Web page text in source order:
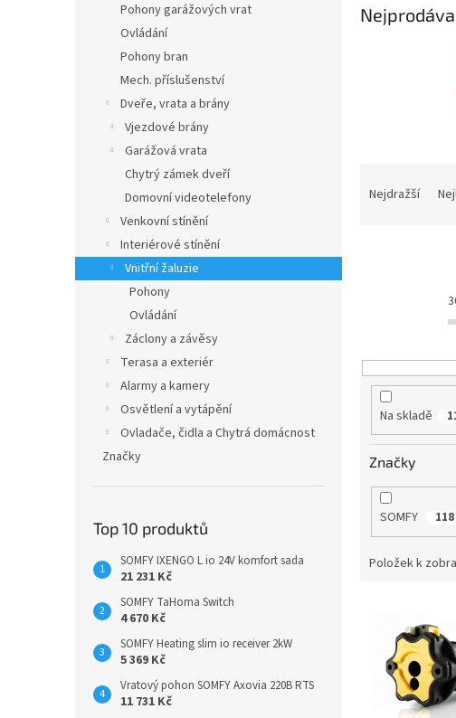
Pohony garážových vrat
Ovládání
Pohony bran
Mech. příslušenství
Dveře, vrata a brány
Vjezdové brány
Garážová vrata
Chytrý zámek dveří
Domovní videotelefony
Venkovní stínění
Interiérové stínění
Vnitřní žaluzie
Pohony
Ovládání
Záclony a závěsy
Terasa a exteriér
Alarmy a kamery
Osvětlení a vytápění
Ovladače, čidla a Chytrá domácnost
Značky
Top 10 produktů
SOMFY IXENGO L io 24V komfort sada
21 231 Kč
SOMFY TaHoma Switch
4 670 Kč
SOMFY Heating slim io receiver 2kW
5 369 Kč
Vratový pohon SOMFY Axovia 220B RTS
11 731 Kč
u
Nejdražší
Na skladě
Značky
SOMFY 118
Položek k